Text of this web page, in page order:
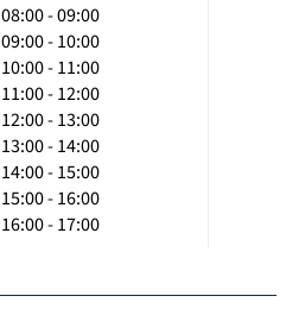
08:00 - 09:00
09:00 - 10:00
10:00 - 11:00
11:00 - 12:00
12:00 - 13:00
13:00 - 14:00
14:00 - 15:00
15:00 - 16:00
16:00 - 17:00